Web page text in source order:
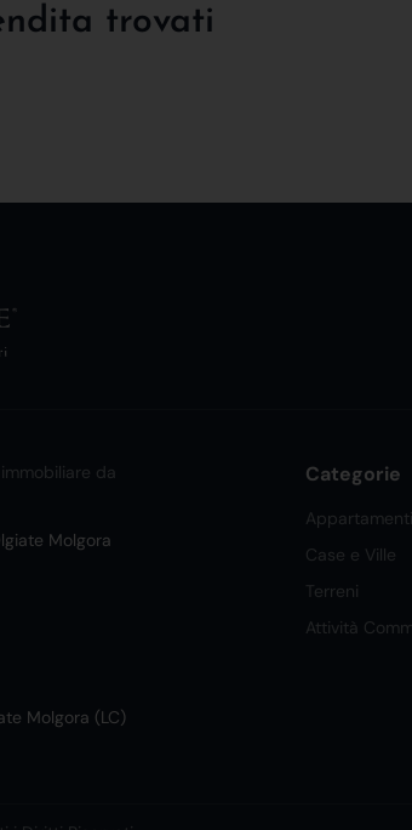
trovati
da
Molgora
Molgora (LC)
Categorie
Appartamenti
Case e Ville
Terreni
Attività